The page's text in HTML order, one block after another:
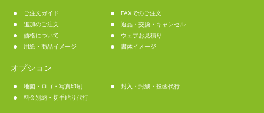
ご注文ガイド
FAXでのご注文
追加のご注文
返品・交換・キャンセル
価格について
ウェブお見積り
用紙・商品イメージ
書体イメージ
オプション
地図・ロゴ・写真印刷
封入・封緘・投函代行
料金別納・切手貼り代行